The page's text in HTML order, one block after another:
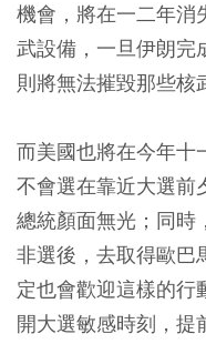
機會，將在一二年消
武設備，一旦伊朗完
則將無法摧毀那些核
而美國也將在今年十
不會選在靠近大選前
總統顏面無光；同時
非選後，去取得歐巴
定也會歡迎這樣的行
開大選敏感時刻，提